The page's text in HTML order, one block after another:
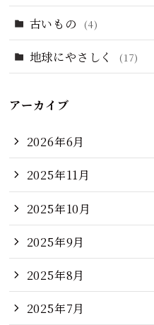
古いもの (4)
地球にやさしく (17)
アーカイブ
2026年6月
2025年11月
2025年10月
2025年9月
2025年8月
2025年7月